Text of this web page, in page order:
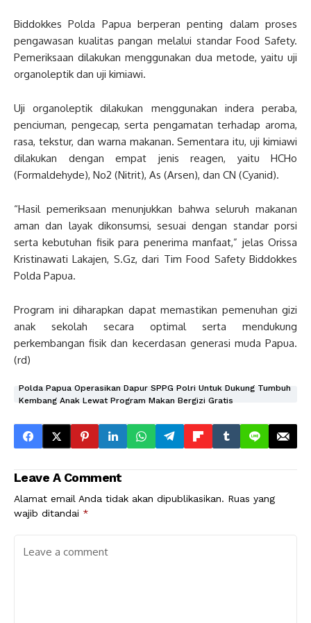
Biddokkes Polda Papua berperan penting dalam proses
pengawasan kualitas pangan melalui standar Food Safety.
Pemeriksaan dilakukan menggunakan dua metode, yaitu uji
organoleptik dan uji kimiawi.
Uji organoleptik dilakukan menggunakan indera peraba,
penciuman, pengecap, serta pengamatan terhadap aroma,
rasa, tekstur, dan warna makanan. Sementara itu, uji kimiawi
dilakukan dengan empat jenis reagen, yaitu HCHo
(Formaldehyde), No2 (Nitrit), As (Arsen), dan CN (Cyanid).
“Hasil pemeriksaan menunjukkan bahwa seluruh makanan
aman dan layak dikonsumsi, sesuai dengan standar porsi
serta kebutuhan fisik para penerima manfaat,” jelas Orissa
Kristinawati Lakajen, S.Gz, dari Tim Food Safety Biddokkes
Polda Papua.
Program ini diharapkan dapat memastikan pemenuhan gizi
anak sekolah secara optimal serta mendukung
perkembangan fisik dan kecerdasan generasi muda Papua.
(rd)
Polda Papua Operasikan Dapur SPPG Polri Untuk Dukung Tumbuh
Kembang Anak Lewat Program Makan Bergizi Gratis
Leave A Comment
Alamat email Anda tidak akan dipublikasikan. Ruas yang
wajib ditandai *